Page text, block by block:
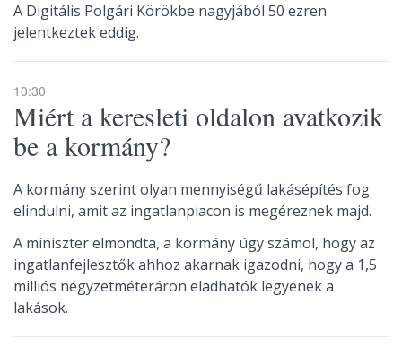
A Digitális Polgári Körökbe nagyjából 50 ezren
jelentkeztek eddig.
10:30
Miért a keresleti oldalon avatkozik
be a kormány?
A kormány szerint olyan mennyiségű lakásépítés fog
elindulni, amit az ingatlanpiacon is megéreznek majd.
A miniszter elmondta, a kormány úgy számol, hogy az
ingatlanfejlesztők ahhoz akarnak igazodni, hogy a 1,5
milliós négyzetméteráron eladhatók legyenek a
lakások.